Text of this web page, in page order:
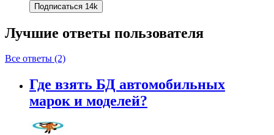
Подписаться 14k
Лучшие ответы пользователя
Все ответы (2)
Где взять БД автомобильных
марок и моделей?